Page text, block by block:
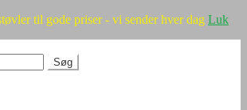
til gode priser - vi sender hver dag Luk
Søg